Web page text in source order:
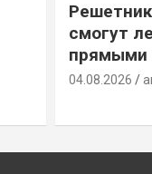
смогут
прямыми
04.08.2026